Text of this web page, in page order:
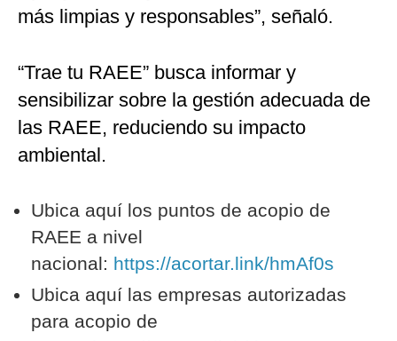
más limpias y responsables”, señaló.
“Trae tu RAEE” busca informar y
sensibilizar sobre la gestión adecuada de
las RAEE, reduciendo su impacto
ambiental.
Ubica aquí los puntos de acopio de
RAEE a nivel
nacional: https://acortar.link/hmAf0s
Ubica aquí las empresas autorizadas
para acopio de